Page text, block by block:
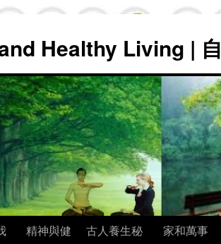
Healthy Living |
精神與健
古人養生秘
家和萬事